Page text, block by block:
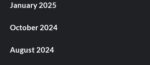
January 2025
October 2024
August 2024